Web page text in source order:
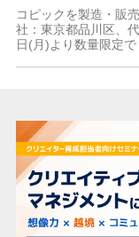
コピックを製造・販
社：東京都品川区、
日(月)より数量限定